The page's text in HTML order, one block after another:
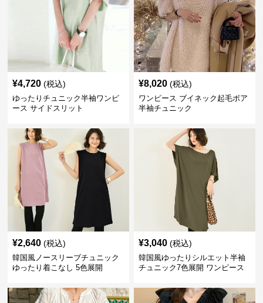
¥4,720 (税込)
ゆったりチュニック半袖ワンピ
ース サイドスリット
¥8,020 (税込)
ワンピース ブイネック起毛ボア
半袖チュニック
¥2,640 (税込)
韓国風ノースリーブチュニック
ゆったり着こなし 5色展開
¥3,040 (税込)
韓国風ゆったりシルエット半袖
チュニック7色展開 ワンピース